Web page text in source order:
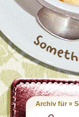
Archiv für »